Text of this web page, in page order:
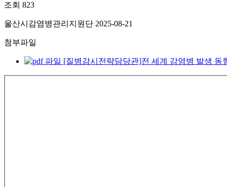
조회 823
울산시감염병관리지원단 2025-08-21
첨부파일
[질병감시전략담당관]전 세계 감염병 발생 동